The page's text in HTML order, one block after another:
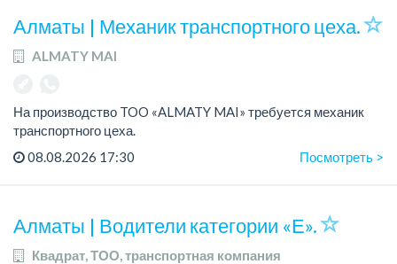
образование...
Алматы | Механик транспортного цеха.
ALMATY MAI
На производство TOO «ALMATY MAI» требуется механик
транспортного цеха.
Зарплата: до 380 000 тенге на руки.
График работы: 5/2, с 08.00 до 17.00.
08.08.2026 17:30 Посмотреть >
Алматы | Водители категории «Е».
Квадрат, ТОО, транспортная компания